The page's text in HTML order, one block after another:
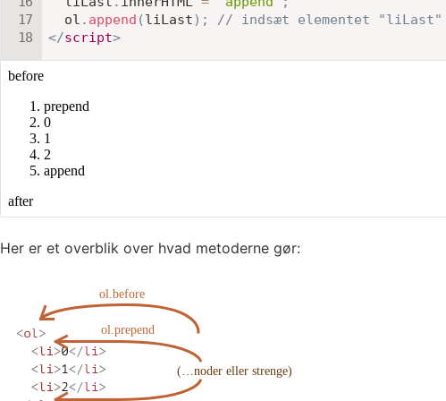
  ol
. append (liLast) ;
// indsæt elementet
</script>
Her er et overblik over hvad metoderne gør: